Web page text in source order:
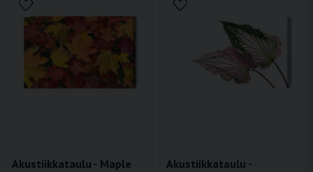
Akustiikkataulu - Maple
Akustiikkataulu -